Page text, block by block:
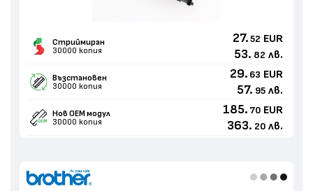
Стриймиран
30000 копия
27. 52 EUR
53. 82 лв.
Възстановен
30000 копия
29. 63 EUR
57. 95 лв.
Нов ОЕМ модул
30000 копия
185. 70 EUR
363. 20 лв.